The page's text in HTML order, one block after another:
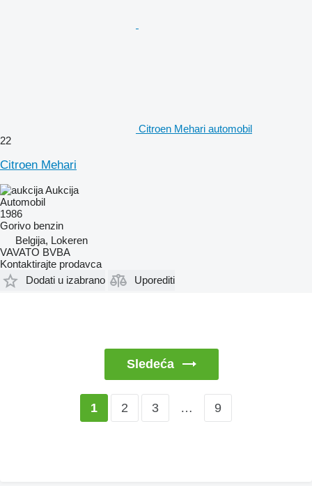
Citroen Mehari automobil
22
Citroen Mehari
Aukcija
Automobil
1986
Gorivo benzin
Belgija, Lokeren
VAVATO BVBA
Kontaktirajte prodavca
Dodati u izabrano
Uporediti
Sledeća
1 2 3 … 9